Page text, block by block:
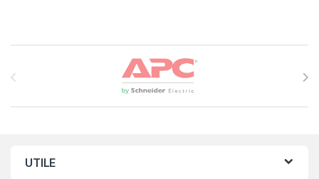
Brands Carousel
UTILE